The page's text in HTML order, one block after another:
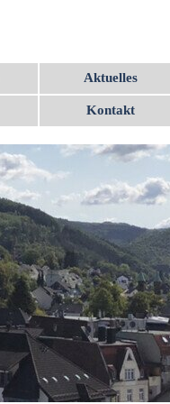
▼
Aktuelles
▼
Kontakt